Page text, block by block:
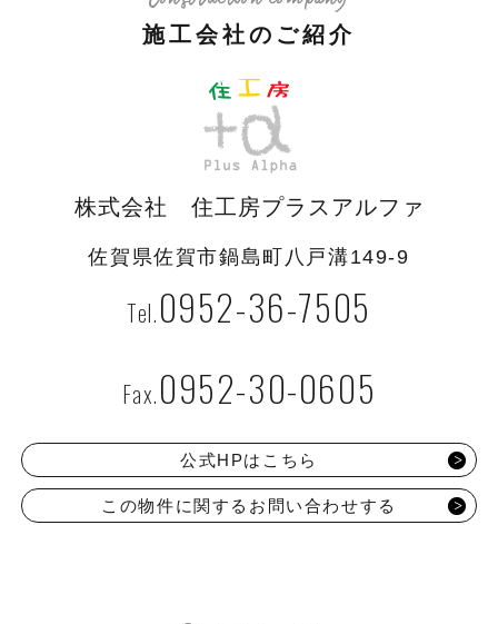
施工会社のご紹介
株式会社 住工房プラスアルファ
佐賀県佐賀市鍋島町八戸溝149-9
0952-36-7505
0952-30-0605
公式HPはこちら
この物件に関するお問い合わせする